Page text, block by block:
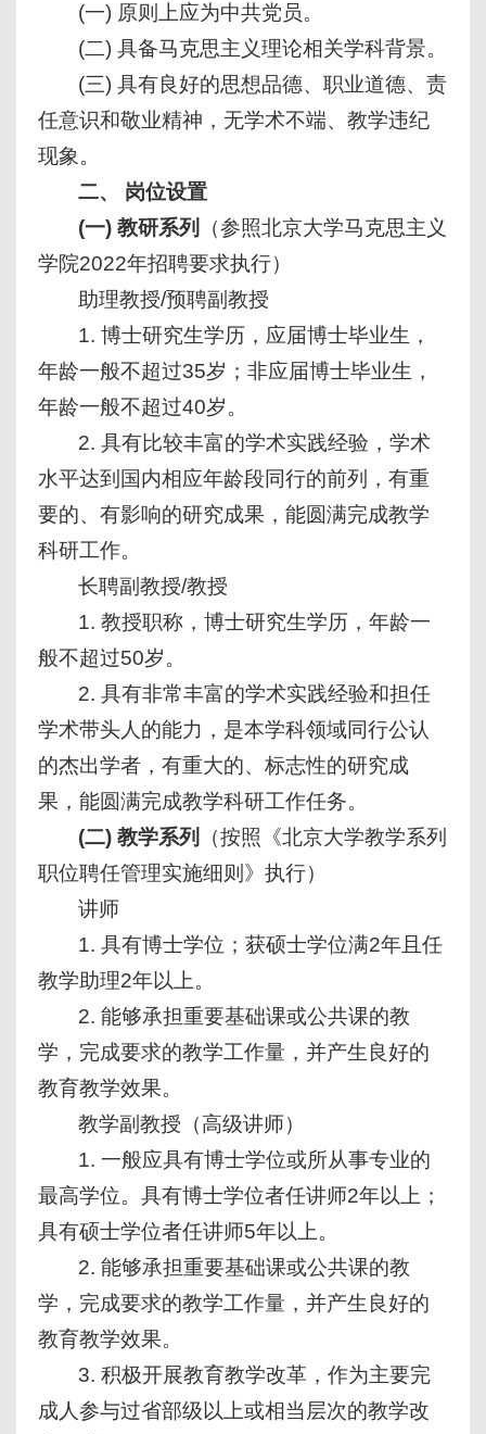
(一) 原则上应为中共党员。
(二) 具备马克思主义理论相关学科背景。
(三) 具有良好的思想品德、职业道德、责
任意识和敬业精神，无学术不端、教学违纪
现象。
二、 岗位设置
(一) 教研系列
（参照北京大学马克思主义
学院2022年招聘要求执行）
助理教授/预聘副教授
1. 博士研究生学历，应届博士毕业生，
年龄一般不超过35岁；非应届博士毕业生，
年龄一般不超过40岁。
2. 具有比较丰富的学术实践经验，学术
水平达到国内相应年龄段同行的前列，有重
要的、有影响的研究成果，能圆满完成教学
科研工作。
长聘副教授/教授
1. 教授职称，博士研究生学历，年龄一
般不超过50岁。
2. 具有非常丰富的学术实践经验和担任
学术带头人的能力，是本学科领域同行公认
的杰出学者，有重大的、标志性的研究成
果，能圆满完成教学科研工作任务。
(二) 教学系列
（按照《北京大学教学系列
职位聘任管理实施细则》执行）
讲师
1. 具有博士学位；获硕士学位满2年且任
教学助理2年以上。
2. 能够承担重要基础课或公共课的教
学，完成要求的教学工作量，并产生良好的
教育教学效果。
教学副教授（高级讲师）
1. 一般应具有博士学位或所从事专业的
最高学位。具有博士学位者任讲师2年以上；
具有硕士学位者任讲师5年以上。
2. 能够承担重要基础课或公共课的教
学，完成要求的教学工作量，并产生良好的
教育教学效果。
3. 积极开展教育教学改革，作为主要完
成人参与过省部级以上或相当层次的教学改